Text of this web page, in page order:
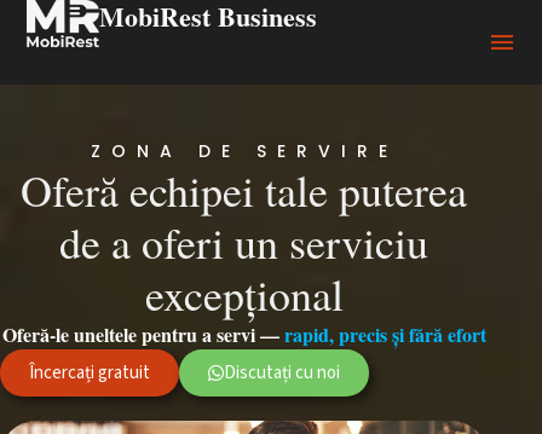
MobiRest Business
ZONA DE SERVIRE
Oferă echipei tale puterea
de a oferi un serviciu
excepțional
Oferă-le uneltele pentru a servi —rapid, precis și fără efort
Încercați gratuit Discutați cu noi